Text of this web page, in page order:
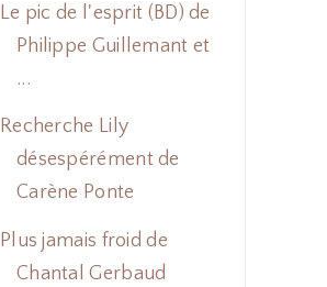
Le pic de l'esprit (BD) de
Philippe Guillemant et
...
Recherche Lily
désespérément de
Carène Ponte
Plus jamais froid de
Chantal Gerbaud